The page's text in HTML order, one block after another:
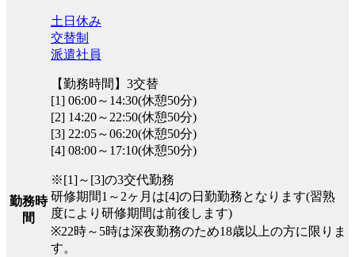
勤務時
間
土日休み
交替制
派遣社員
【勤務時間】3交替
[1] 06:00～14:30(休憩50分)
[2] 14:20～22:50(休憩50分)
[3] 22:05～06:20(休憩50分)
[4] 08:00～17:10(休憩50分)
※[1]～[3]の3交代勤務
研修期間1～2ヶ月は[4]の日勤勤務となります(習熟
度により研修期間は前後します)
※22時～5時は深夜勤務のため18歳以上の方に限りま
す。